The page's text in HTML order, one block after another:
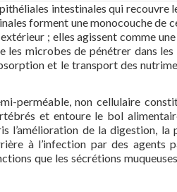
intestinales qui recouvre
forment une monocouche de
; elles agissent comme
microbes de pénétrer dans les
et le transport des
perméable, non cellulaire
et entoure le bol
l’amélioration de la digestion, la
à l’infection par des agents
que les sécrétions